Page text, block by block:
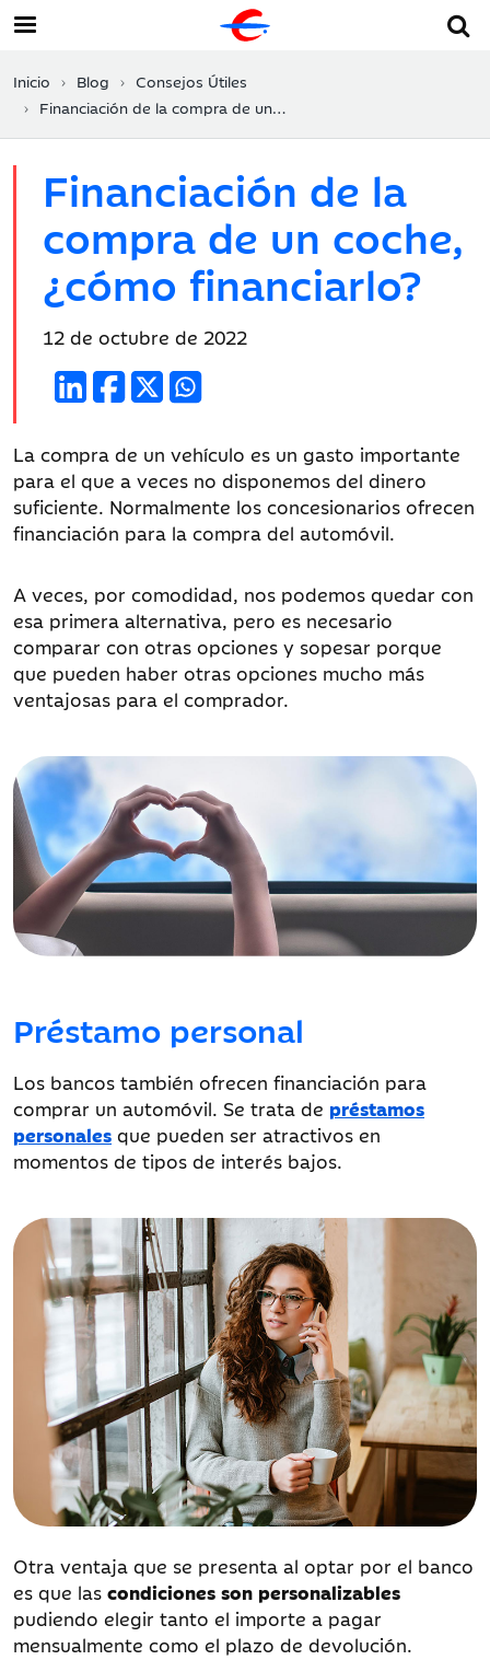
Inicio Blog
Consejos Útiles
Financiación de la compra de un coche, ¿cómo financiarlo?
Financiación de la
compra de un coche,
¿cómo financiarlo?
Fecha
publicación:
12 de octubre de 2022
La compra de un vehículo es un gasto importante
para el que a veces no disponemos del dinero
suficiente. Normalmente los concesionarios ofrecen
financiación para la compra del automóvil.
A veces, por comodidad, nos podemos quedar con
esa primera alternativa, pero es necesario
comparar con otras opciones y sopesar porque
que pueden haber otras opciones mucho más
ventajosas para el comprador.
Préstamo personal
Los bancos también ofrecen financiación para
comprar un automóvil. Se trata de préstamos
personales que pueden ser atractivos en
momentos de tipos de interés bajos.
Otra ventaja que se presenta al optar por el banco
es que las condiciones son personalizables
pudiendo elegir tanto el importe a pagar
mensualmente como el plazo de devolución.